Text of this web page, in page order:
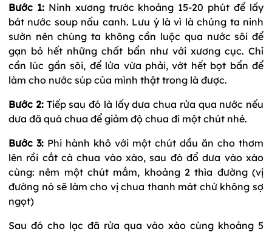
Bước 1:Ninh xương trước khoảng 15-20 phút để lấy
bát nước soup nấu canh. Lưu ý là vì là chúng ta ninh
sườn nên chúng ta không cần luộc qua nước sôi để
gạn bỏ hết những chất bẩn như với xương cục. Chỉ
cần lúc gần sôi, để lửa vừa phải, vớt hết bọt bẩn để
làm cho nước súp của mình thật trong là được.
Bước 2:Tiếp sau đó là lấy dưa chua rửa qua nước nếu
dưa đã quá chua để giảm độ chua đi một chút nhé.
Bước 3: Phi hành khô với một chút dầu ăn cho thơm
lên rồi cắt cà chua vào xào, sau đó đổ dưa vào xào
cùng: nêm một chút mắm, khoảng 2 thìa đường (vị
đường nó sẽ làm cho vị chua thanh mát chứ không sợ
ngọt)
Sau đó cho lạc đã rửa qua vào xào cùng khoảng 5